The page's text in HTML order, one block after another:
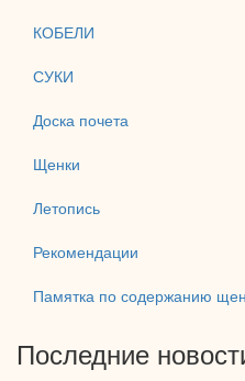
КОБЕЛИ
СУКИ
Доска почета
Щенки
Летопись
Рекомендации
Памятка по содержанию
Последние